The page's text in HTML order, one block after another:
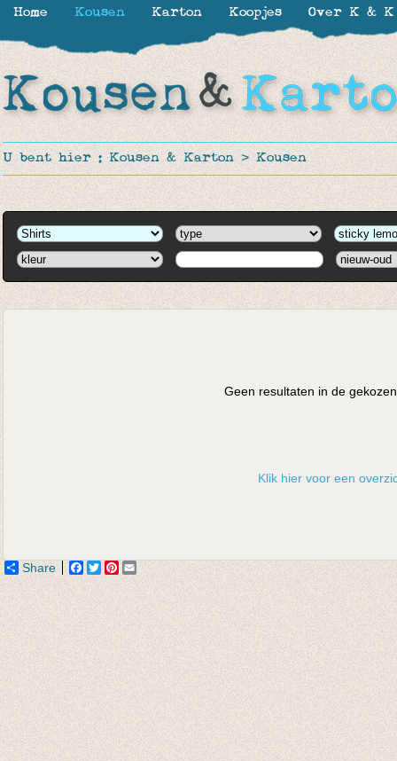
U bent hier : Kousen & Karton > Kousen
Geen resultaten in de
Klik hier voor een
Share Facebook
TwitterPinterest
Home Kousen Karton Koopjes Over K & K